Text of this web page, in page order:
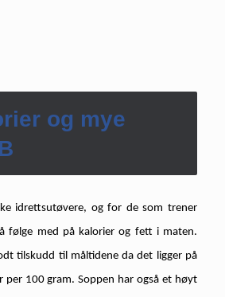
og mye
idrettsutøvere, og for de som trener
følge med på kalorier og fett i maten.
tilskudd til måltidene da det ligger på
per 100 gram. Soppen har også et høyt